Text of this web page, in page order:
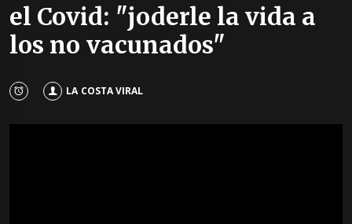
el Covid: "joderle la vida a
los no vacunados"
LA COSTA VIRAL